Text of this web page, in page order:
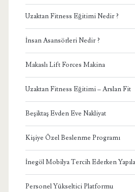
Uzaktan Fitness Eğitimi Nedir ?
İnsan Asansörleri Nedir ?
Makaslı Lift Forces Makina
Uzaktan Fitness Eğitimi – Arslan Fit
Beşiktaş Evden Eve Nakliyat
Kişiye Özel Beslenme Programı
İnegöl Mobilya Tercih Ederken
Personel Yükseltici Platformu